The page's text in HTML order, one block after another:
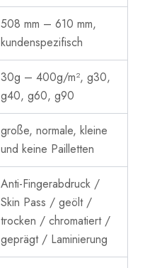
508 mm – 610 mm,
kundenspezifisch
30g – 400g/m², g30,
g40, g60, g90
große, normale, kleine
und keine Pailletten
Anti-Fingerabdruck /
Skin Pass / geölt /
trocken / chromatiert /
geprägt / Laminierung